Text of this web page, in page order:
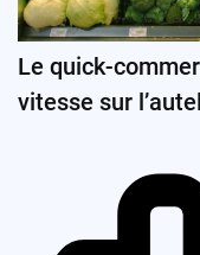
Le quick-
vitesse sur